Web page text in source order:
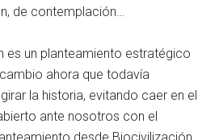
de contemplación…
es un planteamiento estratégico
ahora que todavía
la historia, evitando caer en el
ante nosotros con el